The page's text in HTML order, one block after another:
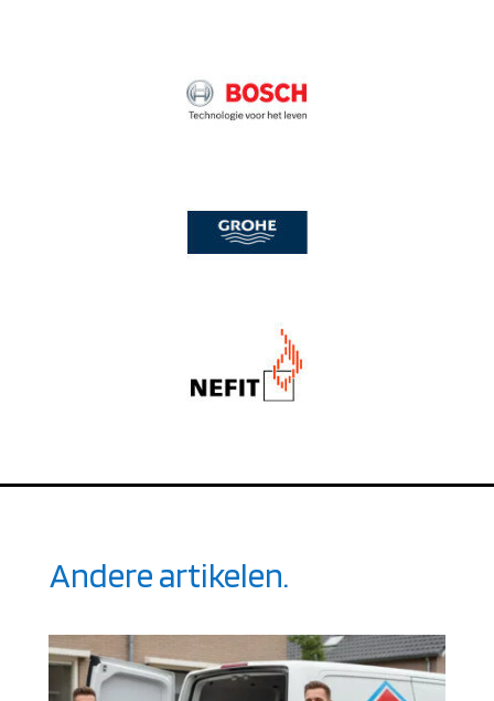
Andere artikelen.